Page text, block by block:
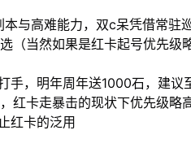
与高难能力，双c呆凭借常驻
（当然如果是红卡起号优先级
手，明年周年送1000石，建
红卡走暴击的现状下优先级略
红卡的泛用